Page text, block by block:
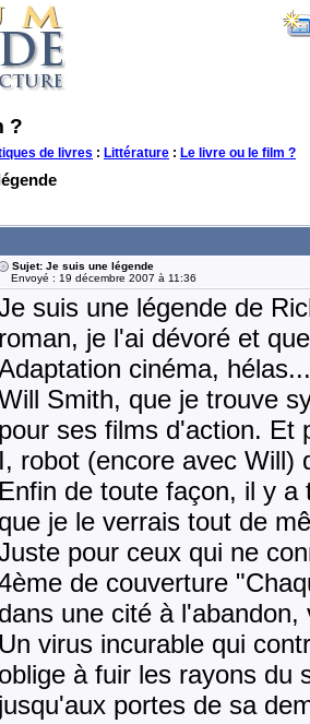
?
de livres : Littérature : Le livre ou le film ?
Sujet: Je suis une légende
Envoyé : 19 décembre 2007 à 11:36
suis une légende de
roman, je l'ai dévoré et
cinéma, hélas...
Smith, que je trouve
pour ses films d'action. Et
I, robot (encore avec Will)
Enfin de toute façon, il y
que je le verrais tout de
pour ceux qui ne
de couverture
dans une cité à
Un virus incurable qui
oblige à fuir les rayons du
jusqu'aux portes de sa